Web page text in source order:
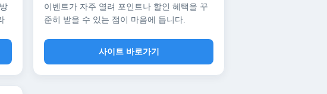
이벤트가 자주 열려 포인트나 할인 혜택을 꾸
준히 받을 수 있는 점이 마음에 듭니다.
사이트 바로가기